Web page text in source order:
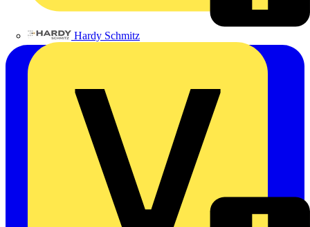
Hardy Schmitz